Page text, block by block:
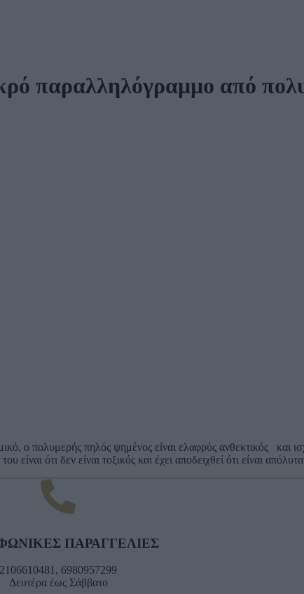
παραλληλόγραμμο από
ο πολυμερής πηλός ψημένος είναι ελαφρύς ανθεκτικός και
ότι δεν είναι τοξικός και έχει αποδειχθεί ότι είναι
ΠΑΡΑΓΓΕΛΙΕΣ
2106610481, 6980957299
Δευτέρα έως Σάββατο